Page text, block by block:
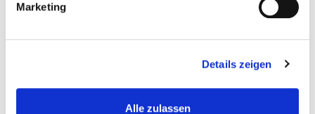
Marketing
Details zeigen
Alle zulassen